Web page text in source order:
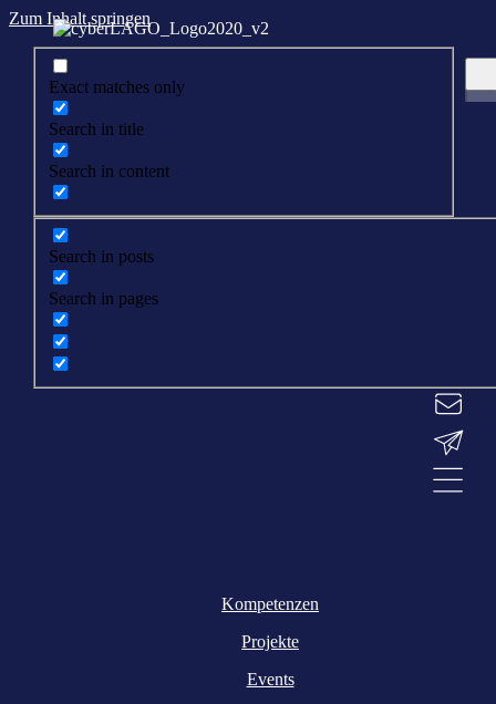
Zum Inhalt springen
Exact matches only
Search in title
Search in content
Search in posts
Search in pages
Kompetenzen
Projekte
Events